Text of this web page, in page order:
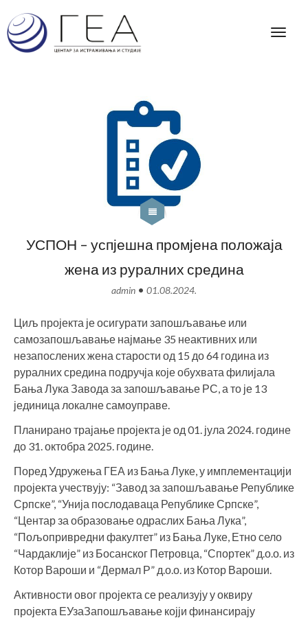
УСПОН – успјешна промјена положаја
жена из руралних средина
admin • 01.08.2024.
Циљ пројекта је осигурати запошљавање или
самозапошљавање најмање 35 неактивних или
незапослених жена старости од 15 до 64 година из
руралних средина подручја које обухвата филијала
Бања Лука Завода за запошљавање РС, а то је 13
јединица локалне самоуправе.
Планирано трајање пројекта је од 01. јула 2024. године
до 31. октобра 2025. године.
Поред Удружења ГЕА из Бања Луке, у имплементацији
пројекта учествују: “Завод за запошљавање Републике
Српске”, “Унија послодаваца Републике Српске”,
“Центар за образовање одраслих Бања Лука”,
“Пољопривредни факултет” из Бања Луке, Етно село
“Чардаклије” из Босанског Петровца, “Спортек” д.о.о. из
Котор Вароши и “Дермал Р” д.о.о. из Котор Вароши.
Активности овог пројекта се реализују у оквиру
пројекта ЕУзаЗапошљавање којји финансирају